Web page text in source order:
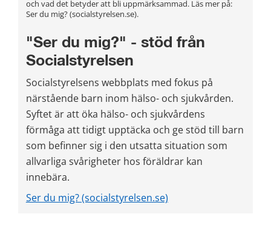
och vad det betyder att bli uppmärksammad. Läs mer på:
Ser du mig? (socialstyrelsen.se).
"Ser du mig?" - stöd från
Socialstyrelsen
Socialstyrelsens webbplats med fokus på
närstående barn inom hälso- och sjukvården.
Syftet är att öka hälso- och sjukvårdens
förmåga att tidigt upptäcka och ge stöd till barn
som befinner sig i den utsatta situation som
allvarliga svårigheter hos föräldrar kan
innebära.
Ser du mig? (socialstyrelsen.se)